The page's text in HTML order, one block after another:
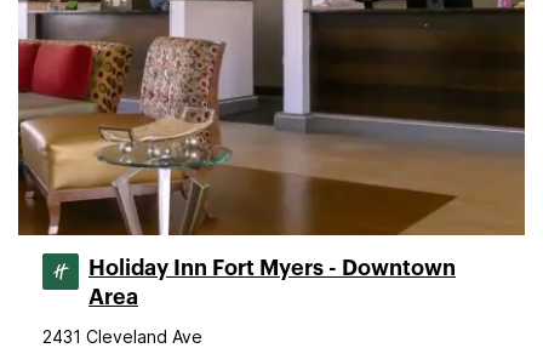
Holiday Inn Fort Myers - Downtown
Area
2431 Cleveland Ave